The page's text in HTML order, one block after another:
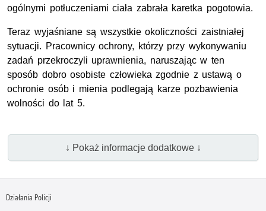
ogólnymi potłuczeniami ciała zabrała karetka pogotowia.
Teraz wyjaśniane są wszystkie okoliczności zaistniałej
sytuacji. Pracownicy ochrony, którzy przy wykonywaniu
zadań przekroczyli uprawnienia, naruszając w ten
sposób dobro osobiste człowieka zgodnie z ustawą o
ochronie osób i mienia podlegają karze pozbawienia
wolności do lat 5.
↓ Pokaż informacje dodatkowe ↓
Działania Policji